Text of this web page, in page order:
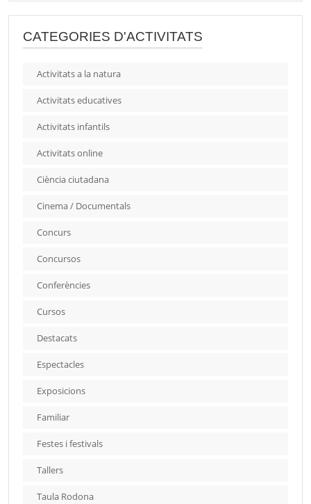
CATEGORIES D'ACTIVITATS
Activitats a la natura
Activitats educatives
Activitats infantils
Activitats online
Ciència ciutadana
Cinema / Documentals
Concurs
Concursos
Conferències
Cursos
Destacats
Espectacles
Exposicions
Familiar
Festes i festivals
Tallers
Taula Rodona